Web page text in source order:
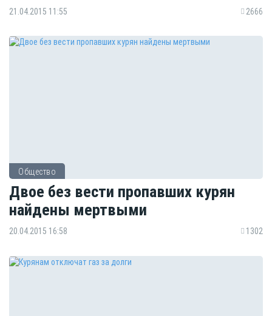
21.04.2015 11:55 2666
Общество
Двое без вести пропавших курян
найдены мертвыми
20.04.2015 16:58 1302